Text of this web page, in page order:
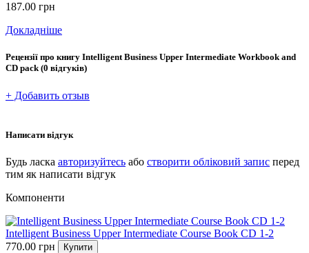
187.00 грн
Докладніше
Рецензії про книгу Intelligent Business Upper Intermediate Workbook and
CD pack (0 відгуків)
+ Добавить отзыв
Написати відгук
Будь ласка авторизуйтесь або створити обліковий запис перед
тим як написати відгук
Компоненти
Intelligent Business Upper Intermediate Course Book CD 1-2
770.00 грн Купити